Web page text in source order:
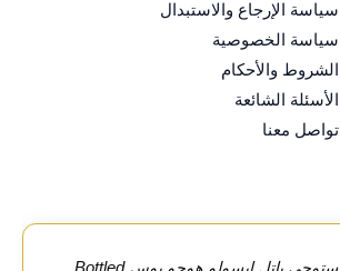
سياسة الإرجاع والاستبدال
سياسة الخصوصية
الشروط والأحكام
الأسئلة الشائعة
تواصل معنا